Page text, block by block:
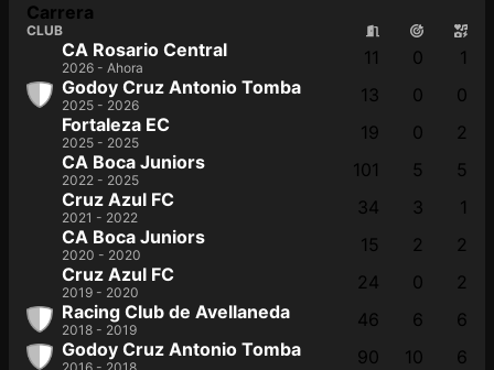
Carrera
CLUB
CA Rosario Central
2026 - Ahora 11 0
1
Godoy Cruz Antonio Tomba
2025 - 2026 13 0
0
Fortaleza EC
2025 - 2025 19 0
2
CA Boca Juniors
2022 - 2025 101 5
5
Cruz Azul FC
2021 - 2022 34 3
1
CA Boca Juniors
2020 - 2020 15 2
2
Cruz Azul FC
2019 - 2020 24 0
2
Racing Club de Avellaneda
2018 - 2019 46 6
6
Godoy Cruz Antonio Tomba
90 10
6